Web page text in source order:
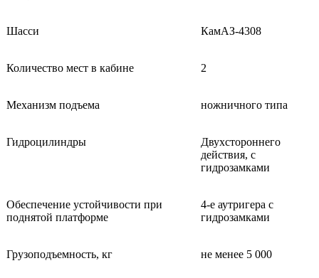
Шасси КамАЗ-4308
Количество мест в кабине 2
Механизм подъема ножничного типа
Гидроцилиндры
Двухстороннего
действия, с
гидрозамками
Обеспечение устойчивости при
поднятой платформе
4-е аутригера с
гидрозамками
Грузоподъемность, кг не менее 5 000